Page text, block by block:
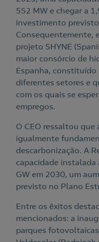
552 MW e chegar a
investimento
Consequentemente,
projeto SHYNE
maior consórcio de
Espanha,
diferentes setores e
com os quais se
empregos.
O CEO ressaltou que
igualmente
descarbonização. A
capacidade instalada
GW em 2030, um
previsto no Plano
Entre os êxitos
mencionados: a
parques